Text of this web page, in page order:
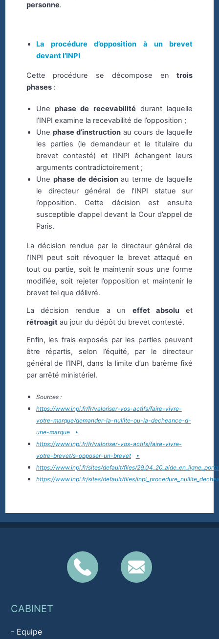
personne.
La procédure d’opposition à un brevet
devant l’INPI
Cette procédure se décompose entrois
phases:
Unephase de recevabilité durant laquelle
l’INPI examine la recevabilité de l’opposition ;
Une phase d’instructionau cours de laquelle
les parties (le demandeur et le titulaire du
brevet contesté) et l’INPI échangent leurs
arguments contradictoirement ;
Une phase de décisionau terme de laquelle
le directeur général de l’INPI statue sur
l’opposition. Cette décision est ensuite
susceptible d’appel devant la Cour d’appel de
Paris.
La décision rendue par le directeur général de
l’INPI peut soit révoquer le brevet attaqué en
tout ou partie, soit le maintenir sous une forme
modifiée, soit rejeter l’opposition et maintenir le
brevet tel que délivré.
La décision rendue a un effet absoluet
rétroagitau jour du dépôt du brevet contesté.
Enfin, les frais exposés par les parties peuvent
être répartis, selon l’équité, par le directeur
général de l’INPI, dans la limite d’un barème fixé
par arrêté ministériel.
Sources :
https://www.inpi.fr/fr/valoriser-vos-actifs/faire-vivre-
votre-marque/demander-la-nullite-ou-la-decheance-d-
une-marque
https://www.inpi.fr/fr/valoriser-vos-actifs/faire-vivre-
votre-brevet/s-opposer-un-brevet
https://www.inpi.fr/sites/default/files/
https://www.inpi.fr/sites/default/files/
CABINET
- Equipe